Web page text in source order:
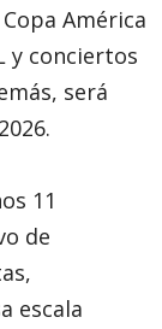
América
y conciertos
será
11
de
escala